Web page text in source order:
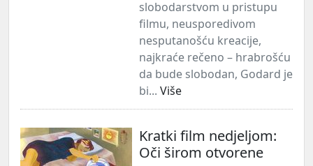
slobodarstvom u pristupu
filmu, neusporedivom
nesputanošću kreacije,
najkraće rečeno – hrabrošću
da bude slobodan, Godard je
bi... Više
Kratki film nedjeljom:
Oči širom otvorene